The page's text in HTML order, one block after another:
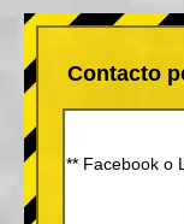
Contacto
** Facebook o